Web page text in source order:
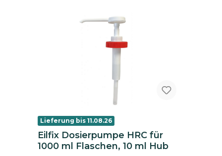
Lieferung bis 11.08.26
Eilfix Dosierpumpe HRC für
1000 ml Flaschen, 10 ml Hub